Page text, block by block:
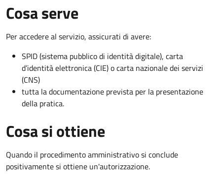
Cosa serve
Per accedere al servizio, assicurati di avere:
SPID (sistema pubblico di identità digitale), carta
d’identità elettronica (CIE) o carta nazionale dei servizi
(CNS)
tutta la documentazione prevista per la presentazione
della pratica.
Cosa si ottiene
Quando il procedimento amministrativo si conclude
positivamente si ottiene un'autorizzazione.